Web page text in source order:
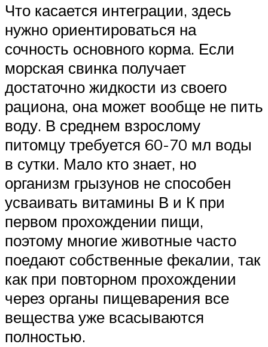
Что касается интеграции, здесь
нужно ориентироваться на
сочность основного корма. Если
морская свинка получает
достаточно жидкости из своего
рациона, она может вообще не пить
воду. В среднем взрослому
питомцу требуется 60-70 мл воды
в сутки. Мало кто знает, но
организм грызунов не способен
усваивать витамины В и К при
первом прохождении пищи,
поэтому многие животные часто
поедают собственные фекалии, так
как при повторном прохождении
через органы пищеварения все
вещества уже всасываются
полностью.